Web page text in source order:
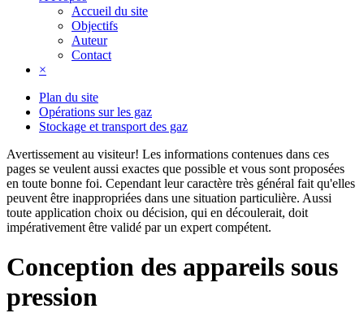
Accueil du site
Objectifs
Auteur
Contact
×
Plan du site
Opérations sur les gaz
Stockage et transport des gaz
Avertissement au visiteur! Les informations contenues dans ces
pages se veulent aussi exactes que possible et vous sont proposées
en toute bonne foi. Cependant leur caractère très général fait qu'elles
peuvent être inappropriées dans une situation particulière. Aussi
toute application choix ou décision, qui en découlerait, doit
impérativement être validé par un expert compétent.
Conception des appareils sous
pression